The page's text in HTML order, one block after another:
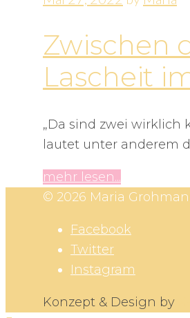
Zwischen
Lascheit
„Da sind zwei wirklich
lautet unter anderem
mehr lesen...
© 2026 Maria
Facebook
Twitter
Instagram
Konzept & Design by